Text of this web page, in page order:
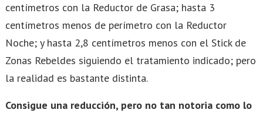
centímetros con la Reductor de Grasa; hasta 3
centímetros menos de perímetro con la Reductor
Noche; y hasta 2,8 centímetros menos con el Stick de
Zonas Rebeldes siguiendo el tratamiento indicado; pero
la realidad es bastante distinta.
Consigue una reducción, pero no tan notoria como lo